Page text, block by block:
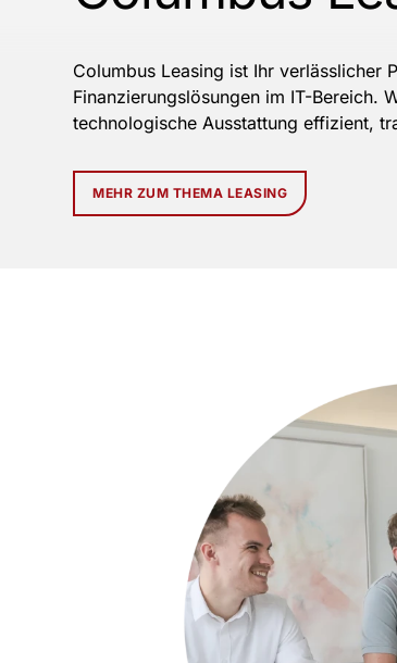
Columbus Leasing ist Ihr verlässlicher
Finanzierungslösungen im IT-Bereich.
technologische Ausstattung effizient,
MEHR ZUM THEMA LEASING